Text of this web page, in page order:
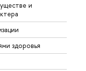
и
здоровья